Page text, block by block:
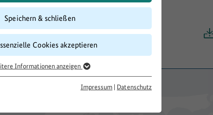
Speichern & schließen
Cookies akzeptieren
Informationen anzeigen
Impressum | Datenschutz